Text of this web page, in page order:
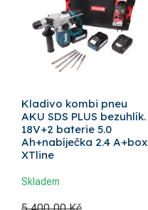
Kladivo kombi pneu
AKU SDS PLUS bezuhlík.
18V+2 baterie 5.0
Ah+nabíječka 2.4 A+box
XTline
Skladem